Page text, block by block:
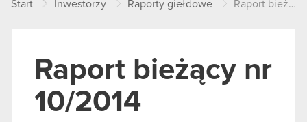
Start Inwestorzy Raporty giełdowe Raport bieżący nr 10/2014
Raport bieżący nr
10/2014